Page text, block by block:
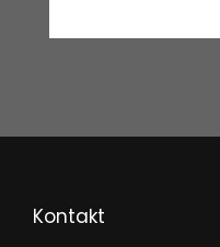
Kontakt